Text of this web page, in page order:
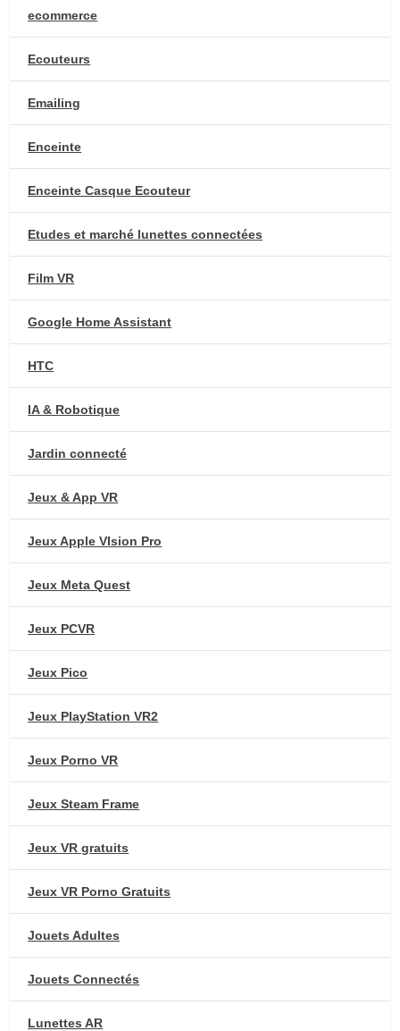
ecommerce
Ecouteurs
Emailing
Enceinte
Enceinte Casque Ecouteur
Etudes et marché lunettes connectées
Film VR
Google Home Assistant
HTC
IA & Robotique
Jardin connecté
Jeux & App VR
Jeux Apple VIsion Pro
Jeux Meta Quest
Jeux PCVR
Jeux Pico
Jeux PlayStation VR2
Jeux Porno VR
Jeux Steam Frame
Jeux VR gratuits
Jeux VR Porno Gratuits
Jouets Adultes
Jouets Connectés
Lunettes AR